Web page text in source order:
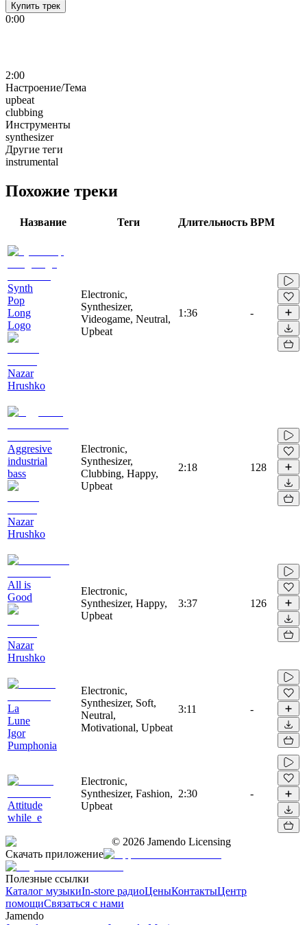
Купить трек
0:00
2:00
Настроение/Тема
upbeat
clubbing
Инструменты
synthesizer
Другие теги
instrumental
Похожие треки
Название Теги Длительность BPM
Synth
Pop
Long
Logo
Nazar
Hrushko
Electronic,
Synthesizer,
Videogame, Neutral,
Upbeat
1:36 -
Aggresive
industrial
bass
Nazar
Hrushko
Electronic,
Synthesizer,
Clubbing, Happy,
Upbeat
2:18 128
All is
Good
Nazar
Hrushko
Electronic,
Synthesizer, Happy,
Upbeat
3:37 126
La
Lune
Igor
Pumphonia
Electronic,
Synthesizer, Soft,
Neutral,
Motivational, Upbeat
3:11 -
Attitude
while_e
Electronic,
Synthesizer, Fashion,
Upbeat
2:30 -
© 2026 Jamendo Licensing
Скачать приложение
Полезные ссылки
Каталог музыкиIn-store радиоЦеныКонтактыЦентр
помощиСвязаться с нами
Jamendo